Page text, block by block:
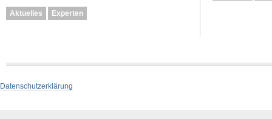
Aktuelles Experten
Datenschutzerklärung